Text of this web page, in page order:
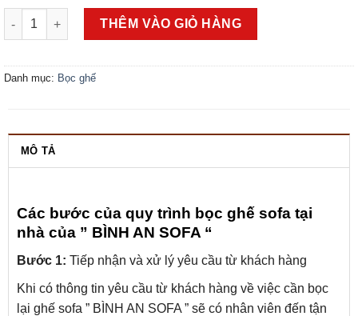
Bọc ghế sofa nhập khẩu, chất liệu tốt - SF05 số lượng
THÊM VÀO GIỎ HÀNG
Danh mục: Bọc ghế
MÔ TẢ
Các bước của quy trình bọc ghế sofa tại
nhà của ” BÌNH AN SOFA “
Bước 1: Tiếp nhận và xử lý yêu cầu từ khách hàng
Khi có thông tin yêu cầu từ khách hàng về việc cần bọc
lại ghế sofa ” BÌNH AN SOFA ” sẽ có nhân viên đến tận